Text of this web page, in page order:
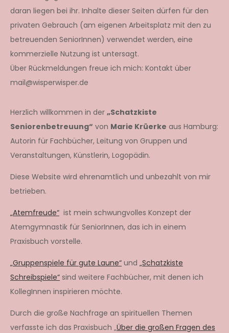
daran liegen bei ihr. Inhalte dieser Seiten dürfen für den
privaten Gebrauch (am eigenen Arbeitsplatz mit den zu
betreuenden SeniorInnen) verwendet werden, eine
kommerzielle Nutzung ist untersagt.
Über Rückmeldungen freue ich mich: Kontakt über
mail@wisperwisper.de
Herzlich willkommen in der „Schatzkiste
Seniorenbetreuung“ von Marie Krüerke aus Hamburg:
Autorin für Fachbücher, Leitung von Gruppen und
Veranstaltungen, Künstlerin, Logopädin.
Diese Website wird ehrenamtlich und unbezahlt von mir
betrieben.
„Atemfreude“ ist mein schwungvolles Konzept der
Atemgymnastik für SeniorInnen, das ich in einem
Praxisbuch vorstelle.
„Gruppenspiele für gute Laune“ und „Schatzkiste
Schreibspiele“ sind weitere Fachbücher, mit denen ich
KollegInnen inspirieren möchte.
Durch die große Nachfrage an spirituellen Themen
verfasste ich das Praxisbuch „Über die großen Fragen des